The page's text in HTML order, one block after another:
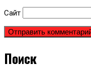
Сайт
Поиск